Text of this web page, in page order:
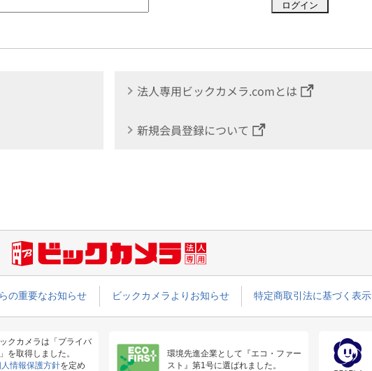
法人専用ビックカメラ.comとは
新規会員登録について
の重要なお知らせ ビックカメラよりお知らせ 特定商取引法に基づく表示
クカメラは「プライバ
を取得しました。
情報保護方針を定め
環境先進企業として『エコ・ファー
スト』第1号に選ばれました。